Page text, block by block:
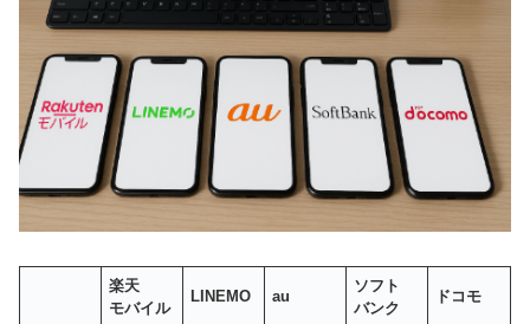
楽天
モバイル
LINEMO au
ソフト
バンク
ドコモ